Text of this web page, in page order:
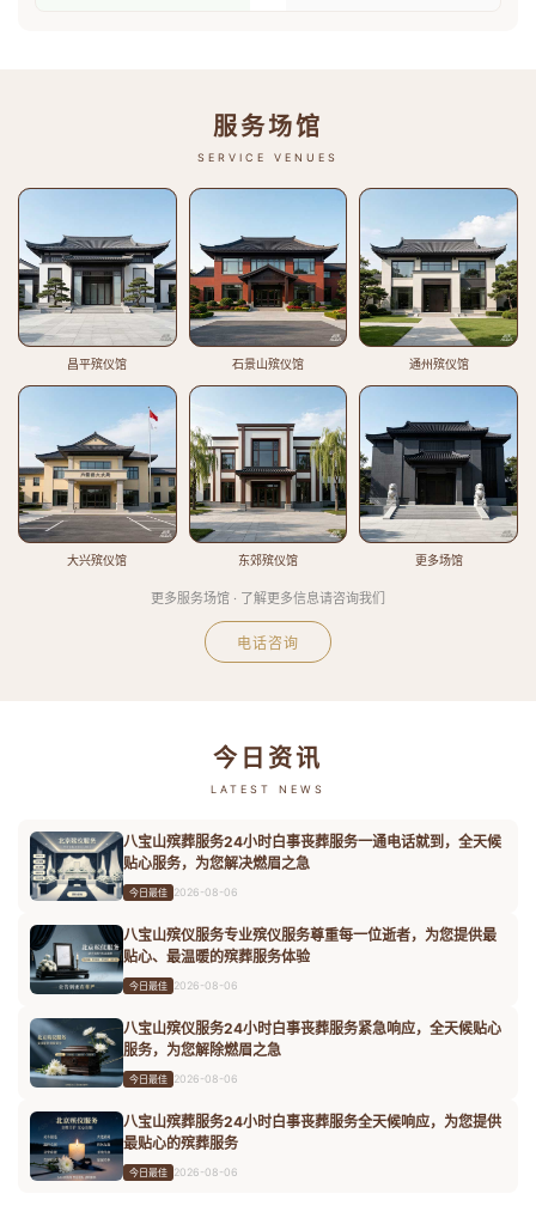
服务场馆
SERVICE VENUES
昌平殡仪馆 石景山殡仪馆 通州殡仪馆
大兴殡仪馆 东郊殡仪馆 更多场馆
更多服务场馆 · 了解更多信息请咨询我们
电话咨询
今日资讯
LATEST NEWS
八宝山殡葬服务24小时白事丧葬服务一通电话就到，全天候
贴心服务，为您解决燃眉之急
今日最佳 2026-08-06
八宝山殡仪服务专业殡仪服务尊重每一位逝者，为您提供最
贴心、最温暖的殡葬服务体验
今日最佳 2026-08-06
八宝山殡仪服务24小时白事丧葬服务紧急响应，全天候贴心
服务，为您解除燃眉之急
今日最佳 2026-08-06
八宝山殡葬服务24小时白事丧葬服务全天候响应，为您提供
最贴心的殡葬服务
今日最佳 2026-08-06